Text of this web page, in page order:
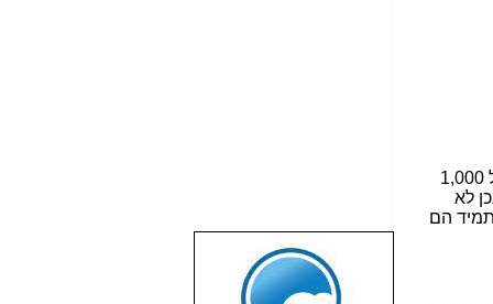
מומלצים מכשירם מצוינים, שאולי יש להם פחות תכונות או עיצוב פחות מרשים בהשוואה למכשירים העולים מעל 1,000
לא
תמיד הם
הגולשים באשר
שמרו על עצמכם
והישמעו להוראות